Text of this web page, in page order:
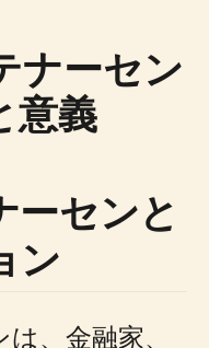
ナーセン
意義
ーセンと
ン
、金融家、